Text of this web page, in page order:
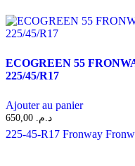
ECOGREEN 55
225/45/R17
Ajouter au panier
د.م.
225-45-R17 Fronway